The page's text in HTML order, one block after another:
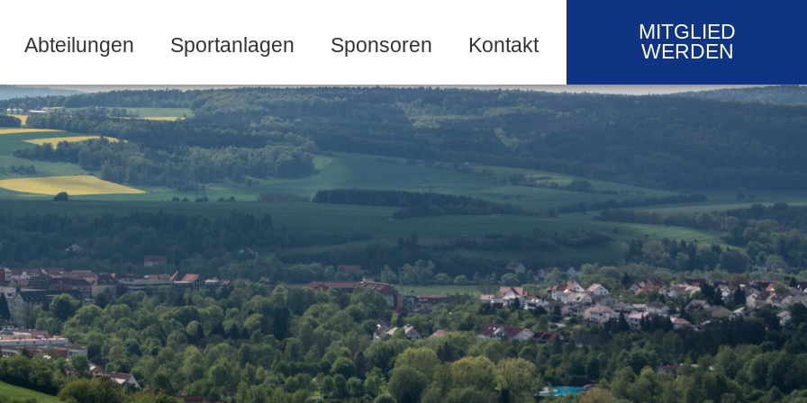
Abteilungen Sportanlagen Sponsoren Kontakt
MITGLIED
WERDEN